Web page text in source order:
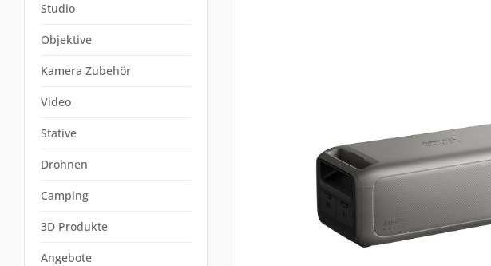
Studio
Objektive
Kamera Zubehör
Video
Stative
Drohnen
Camping
3D Produkte
Angebote